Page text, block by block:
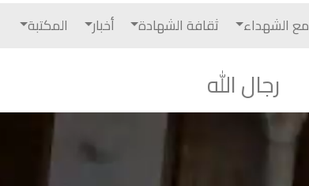
مع الشهداء ثقافة الشهادة أخبار المكتبة
رجال الله